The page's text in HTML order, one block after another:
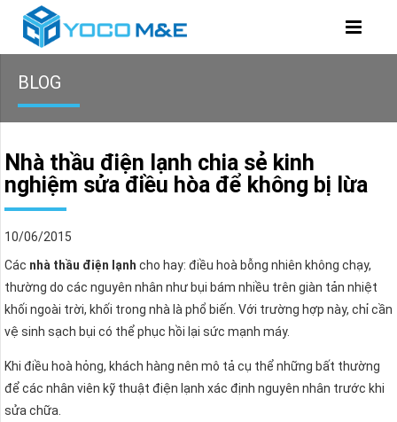
BLOG
Nhà thầu điện lạnh chia sẻ kinh
nghiệm sửa điều hòa để không bị lừa
10/06/2015
Các nhà thầu điện lạnh cho hay: điều hoà bỗng nhiên không chạy,
thường do các nguyên nhân như bụi bám nhiều trên giàn tản nhiệt
khối ngoài trời, khối trong nhà là phổ biến. Với trường hợp này, chỉ cần
vệ sinh sạch bụi có thể phục hồi lại sức mạnh máy.
Khi điều hoà hỏng, khách hàng nên mô tả cụ thể những bất thường
để các nhân viên kỹ thuật điện lạnh xác định nguyên nhân trước khi
sửa chữa.